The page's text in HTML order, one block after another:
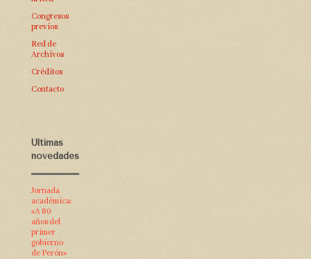
Congresos
previos
Red de
Archivos
Créditos
Contacto
Últimas
novedades
Jornada
académica:
«A 80
años del
primer
gobierno
de Perón»